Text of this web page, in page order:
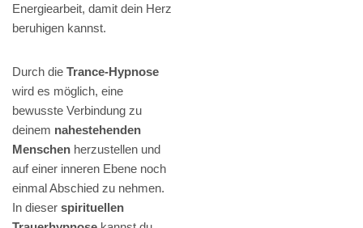
Energiearbeit, damit dein Herz
beruhigen kannst.
Durch die Trance-Hypnose
wird es möglich, eine
bewusste Verbindung zu
deinem nahestehenden
Menschen herzustellen und
auf einer inneren Ebene noch
einmal Abschied zu nehmen.
In dieser spirituellen